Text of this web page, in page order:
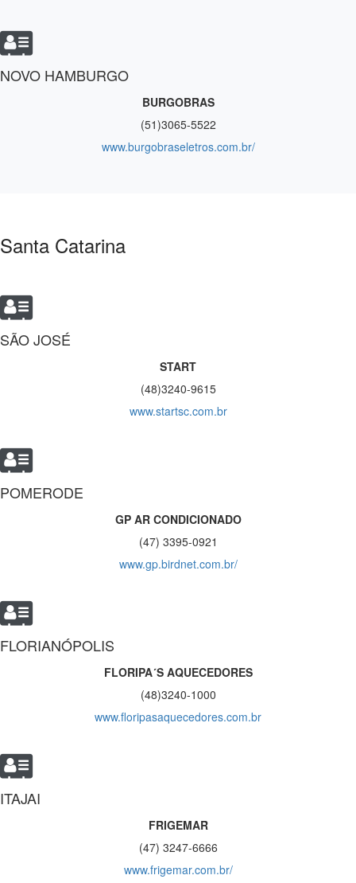
NOVO HAMBURGO
BURGOBRAS
(51)3065-5522
www.burgobraseletros.com.br/
Santa Catarina
SÃO JOSÉ
START
(48)3240-9615
www.startsc.com.br
POMERODE
GP AR CONDICIONADO
(47) 3395-0921
www.gp.birdnet.com.br/
FLORIANÓPOLIS
FLORIPA´S AQUECEDORES
(48)3240-1000
www.floripasaquecedores.com.br
ITAJAI
FRIGEMAR
(47) 3247-6666
www.frigemar.com.br/